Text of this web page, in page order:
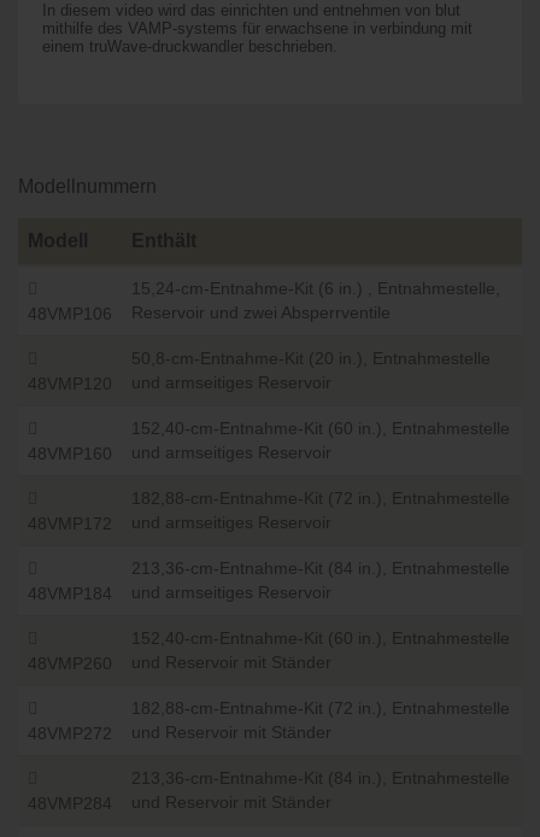
In diesem video wird das einrichten und entnehmen von blut
mithilfe des VAMP-systems für erwachsene in verbindung mit
einem truWave-druckwandler beschrieben.
Modellnummern
Modell Enthält
48VMP106
15,24-cm-Entnahme-Kit (6 in.) , Entnahmestelle,
Reservoir und zwei Absperrventile
48VMP120
50,8-cm-Entnahme-Kit (20 in.), Entnahmestelle
und armseitiges Reservoir
48VMP160
152,40-cm-Entnahme-Kit (60 in.), Entnahmestelle
und armseitiges Reservoir
48VMP172
182,88-cm-Entnahme-Kit (72 in.), Entnahmestelle
und armseitiges Reservoir
48VMP184
213,36-cm-Entnahme-Kit (84 in.), Entnahmestelle
und armseitiges Reservoir
48VMP260
152,40-cm-Entnahme-Kit (60 in.), Entnahmestelle
und Reservoir mit Ständer
48VMP272
182,88-cm-Entnahme-Kit (72 in.), Entnahmestelle
und Reservoir mit Ständer
48VMP284
213,36-cm-Entnahme-Kit (84 in.), Entnahmestelle
und Reservoir mit Ständer